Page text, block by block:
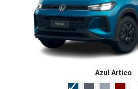
Azul Artico